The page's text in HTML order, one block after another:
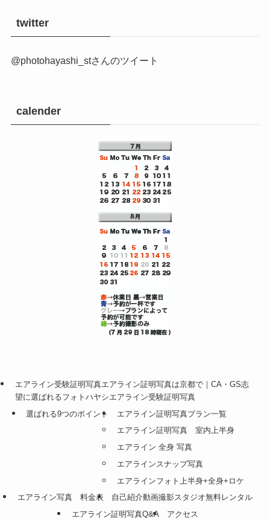
twitter
@photohayashi_stさんのツイート
calender
エアライン受験証明写真エアライン証明写真は京都で｜CA・GS志
望に選ばれるフォトハヤシエアライン受験証明写真
選ばれる9つのポイント
エアライン証明写真プラン一覧
エアライン証明写真 室内上半身
エアライン 全身 写真
エアラインスナップ写真
エアラインフォト上半身+全身+ロケ
エアライン写真 料金表
自己紹介動画撮影スタジオ無料レンタル
エアライン証明写真Q&A
アクセス